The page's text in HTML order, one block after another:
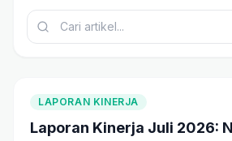
LAPORAN KINERJA
Laporan Kinerja Juli 2026: